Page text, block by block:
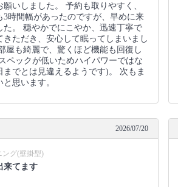
願いしました。 予約も取りやすく、
3時間幅があったのですが、早めに来
た。 穏やかでにこやか、迅速丁寧で
きただき、安心して眠ってしまいまし
屋も綺麗で、驚くほど機能も回復し
ペックが低いためハイパワーではな
までとは見違えるようです)。 次もま
思います。
2026/07/20
ング(壁掛型)
来てます